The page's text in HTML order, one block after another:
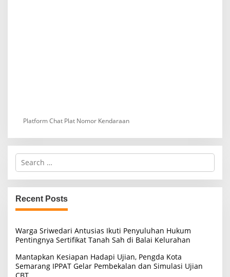
Platform Chat Plat Nomor Kendaraan
S
r
c
h
f
r
:
Recent Posts
Warga Sriwedari Antusias Ikuti Penyuluhan Hukum
Pentingnya Sertifikat Tanah Sah di Balai Kelurahan
Mantapkan Kesiapan Hadapi Ujian, Pengda Kota
Semarang IPPAT Gelar Pembekalan dan Simulasi Ujian